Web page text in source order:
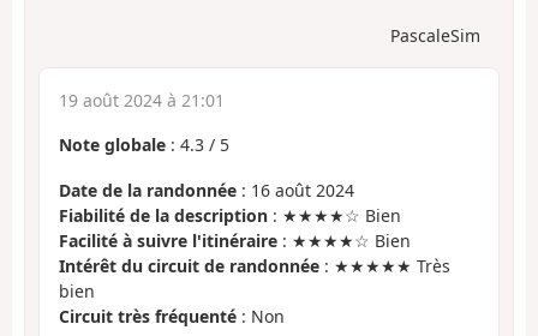
PascaleSim
19 août 2024 à 21:01
Note globale : 4.3 / 5
Date de la randonnée : 16 août 2024
Fiabilité de la description : ★★★★☆ Bien
Facilité à suivre l'itinéraire : ★★★★☆ Bien
Intérêt du circuit de randonnée : ★★★★★ Très
bien
Circuit très fréquenté : Non